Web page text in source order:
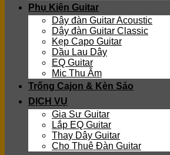
Phụ Kiện Guitar
Dây đàn Guitar Acoustic
Dây đàn Guitar Classic
Kẹp Capo Guitar
Dầu Lau Dây
EQ Guitar
Mic Thu Âm
Trống Cajon & Kèn Sáo
DỊCH VỤ
Gia Sư Guitar
Lắp EQ Guitar
Thay Dây Guitar
Cho Thuê Đàn Guitar